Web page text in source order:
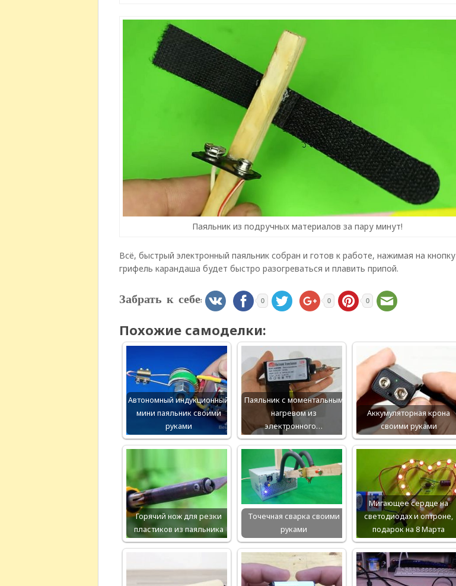
Паяльник из подручных материалов за пару минут!
Всё, быстрый электронный паяльник собран и готов к работе, нажимая на кнопку
грифель карандаша будет быстро разогреваться и плавить припой.
Забрать к себе: 0 0 0
Похожие самоделки:
Автономный индукционный
мини паяльник своими
руками
Паяльник с моментальным
нагревом из
электронного…
Аккумуляторная крона
своими руками
Горячий нож для резки
пластиков из паяльника
Точечная сварка своими
руками
Мигающее сердце на
светодиодах и оптроне,
подарок на 8 Марта